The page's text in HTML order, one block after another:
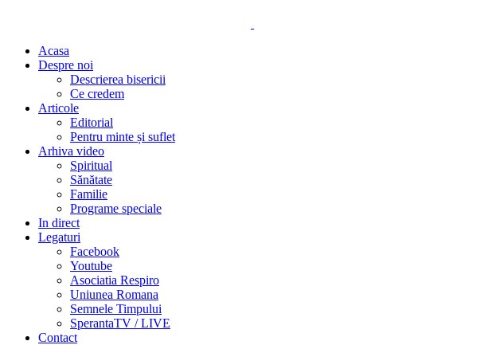
Acasa
Despre noi
Descrierea bisericii
Ce credem
Articole
Editorial
Pentru minte și suflet
Arhiva video
Spiritual
Sănătate
Familie
Programe speciale
In direct
Legaturi
Facebook
Youtube
Asociatia Respiro
Uniunea Romana
Semnele Timpului
SperantaTV / LIVE
Contact